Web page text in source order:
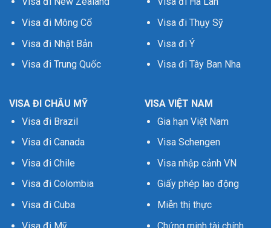
Visa đi Mông Cổ
Visa đi Nhật Bản
Visa đi Trung Quốc
Visa đi Thụy Sỹ
Visa đi Ý
Visa đi Tây Ban Nha
VISA ĐI CHÂU MỸ
Visa đi Brazil
Visa đi Canada
Visa đi Chile
Visa đi Colombia
Visa đi Cuba
Visa đi Mỹ
VISA VIỆT NAM
Gia hạn Việt Nam
Visa Schengen
Visa nhập cảnh VN
Giấy phép lao động
Miễn thị thực
Chứng minh tài chính